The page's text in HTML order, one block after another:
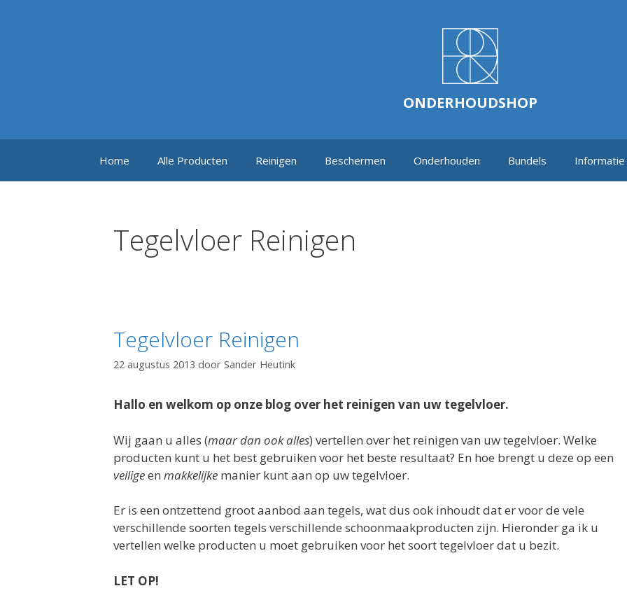
ONDERHOUDSHOP
Home Alle Producten Reinigen Beschermen Onderhouden Bundels Informatie
Tegelvloer Reinigen
Tegelvloer Reinigen
22 augustus 2013 door Sander Heutink
Hallo en welkom op onze blog over het reinigen van uw tegelvloer.
Wij gaan u alles (maardan ook alles) vertellen over het reinigen van uw tegelvloer. Welke
producten kunt u het best gebruiken voor het beste resultaat? En hoe brengt u deze op een
veiligeen makkelijke manier kunt aan op uw tegelvloer.
Er is een ontzettend groot aanbod aan tegels, wat dus ook inhoudt dat er voor de vele
verschillende soorten tegels verschillende schoonmaakproducten zijn. Hieronder ga ik u
vertellen welke producten u moet gebruiken voor het soort tegelvloer dat u bezit.
LET OP!